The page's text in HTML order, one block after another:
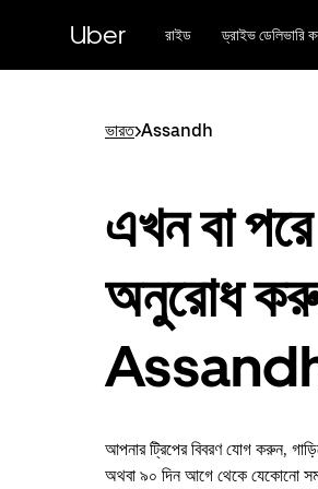
বিষয়সূচিতে
Uber রাইড ড্রাইভ ডেলিভারি
ভারত>Assandh
এখন বা
অনুরোধ
আপনার ট্রিপের বিবরণ যোগ করুন,
অথবা ৯০ দিন আগে থেকে যেকোনো